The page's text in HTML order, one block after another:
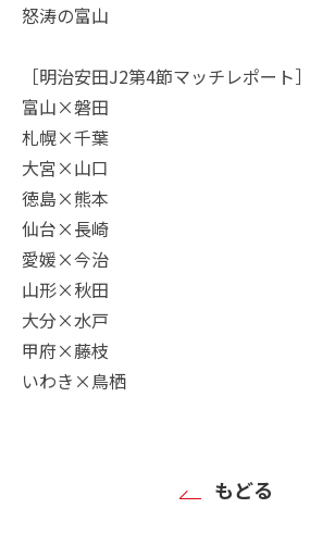
怒涛の富山
［明治安田J2第4節マッチレポート］
富山×磐田
札幌×千葉
大宮×山口
徳島×熊本
仙台×長崎
愛媛×今治
山形×秋田
大分×水戸
甲府×藤枝
いわき×鳥栖
もどる